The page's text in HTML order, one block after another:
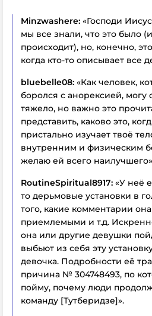
Minzwashere: «Господи
мы все знали, что это было
происходит), но, конечно,
когда кто-то описывает все
bluebelle08: «Как человек,
боролся с анорексией, могу
тяжело, но важно это
представить, каково это,
пристально изучает твоё
внутренним и физическим
желаю ей всего
RoutineSpiritual8917: «У неё
то дерьмовые установки в
того, какие комментарии
приемлемыми и т.д.
она или другие девушки
выбьют из себя эту
девочка. Подробности её
причина № 304748493, по
пойму, почему люди
команду [Тутберидзе]».